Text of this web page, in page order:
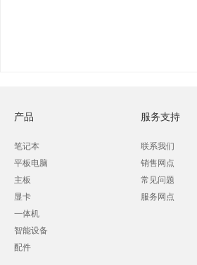
产品
笔记本
平板电脑
主板
显卡
一体机
智能设备
配件
服务支持
联系我们
销售网点
常见问题
服务网点